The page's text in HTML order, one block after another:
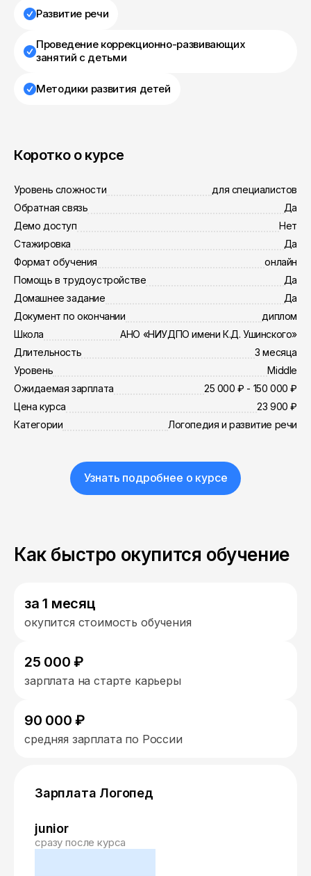
Развитие речи
Проведение коррекционно-развивающих
занятий с детьми
Методики развития детей
Коротко о курсе
Уровень сложности
для специалистов
Обратная связь
Да
Демо доступ
Нет
Стажировка
Да
Формат обучения
онлайн
Помощь в трудоустройстве
Да
Домашнее задание
Да
Документ по окончании
диплом
Школа
АНО «НИУДПО имени К.Д. Ушинского»
Длительность
3 месяца
Уровень
Middle
Ожидаемая зарплата
25 000 ₽ - 150 000 ₽
Цена курса
23 900 ₽
Категории
Логопедия и развитие речи
Узнать подробнее о курсе
Как быстро окупится обучение
за 1 месяц
окупится стоимость обучения
25 000 ₽
зарплата на старте карьеры
90 000 ₽
средняя зарплата по России
Зарплата Логопед
junior
сразу после курса